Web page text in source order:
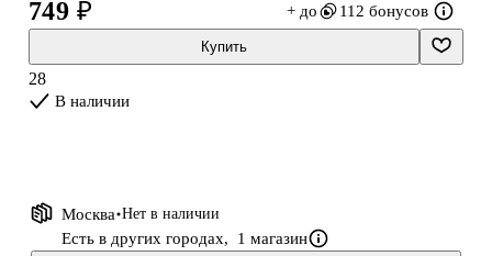
749 ₽ + до 112 бонусов
Купить
28
В наличии
Москва Нет в наличии
Есть в других городах, 1 магазин